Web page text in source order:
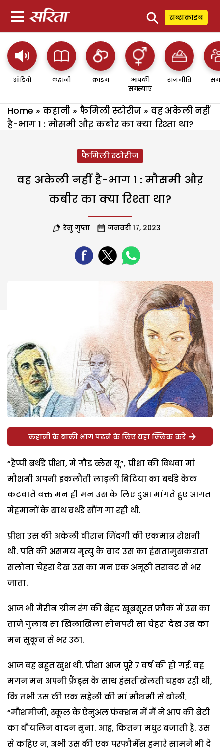
⚲ सब्सक्राइब
ऑडियो कहानी क्राइम
आपकी
समस्याएं
राजनीति
Home » कहानी » फैमिली स्टोरीज » वह अकेली नहीं
है-भाग 1 : मौसमी औऱ कबीर का क्या रिश्ता था?
फैमिली स्टोरीज
वह अकेली नहीं है-भाग 1 : मौसमी औऱ
कबीर का क्या रिश्ता था?
रेनु गुप्ता जनवरी 17, 2023
कहानी के बाकी भाग पढ़ने के लिए यहां क्लिक करें
“हैप्पी बर्थडे प्रीशा, मे गौड ब्लेस यू”, प्रीशा की विधवा मां
मौशमी अपनी इकलौती लाड़ली बिटिया का बर्थडे केक
कटवाते वक्त मन ही मन उस के लिए दुआ मांगते हुए आगत
मेहमानों के साथ बर्थडे सौंग गा रही थी.
प्रीशा उस की अकेली वीरान जिंदगी की एकमात्र रोशनी
थी. पति की असमय मृत्यु के बाद उस का हंसतामुसकराता
सलोना चेहरा देख उस का मन एक अनूठी तरावट से भर
जाता.
आज भी मैरीन ग्रीन रंग की बेहद खूबसूरत फ्रौक में उस का
ताजे गुलाब सा खिलाखिला सोनपरी सा चेहरा देख उस का
मन सुकून से भर उठा.
आज वह बहुत खुश थी. प्रीशा आज पूरे 7 वर्ष की हो गई. वह
मगन मन अपनी फ्रैंड्स के साथ हंसतीखेलती चहक रही थी,
कि तभी उस की एक सहेली की मां मौशमी से बोली,
“मौशमीजी, स्कूल के ऐनुअल फंक्शन में मैं ने आप की बेटी
का वौयलिन वादन सुना. आह, कितना मधुर बजाती है. उस
से कहिए न, अभी उस की एक परफौर्मेंस हमारे सामने भी दे